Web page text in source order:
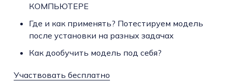
КОМПЬЮТЕРЕ
Где и как применять? Потестируем модель
после установки на разных задачах
Как дообучить модель под себя?
Участвовать бесплатно